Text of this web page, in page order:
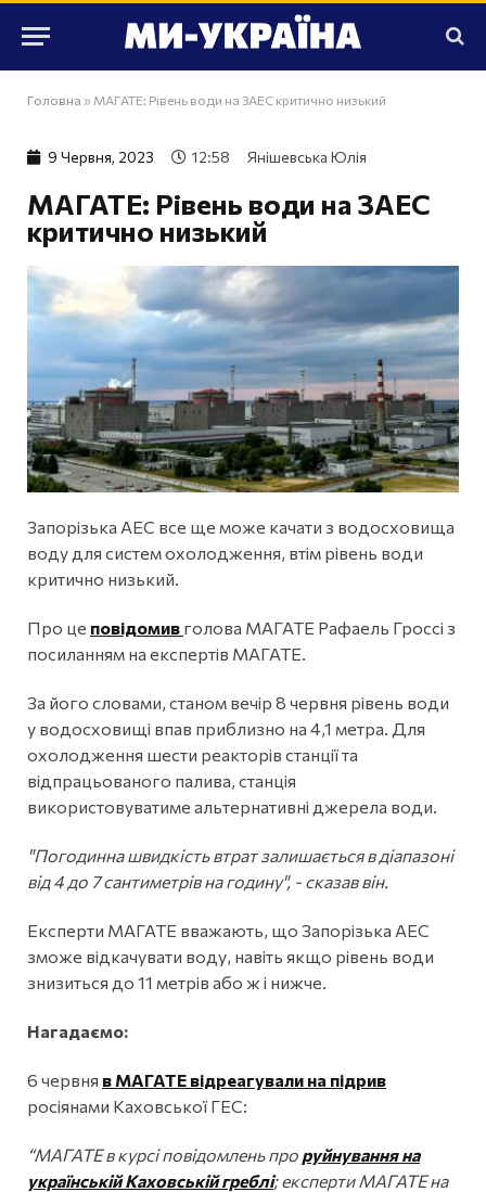
Головна » МАГАТЕ: Рівень води на ЗАЕС критично низький
9 Червня, 2023 12:58 Янішевська Юлія
МАГАТЕ: Рівень води на ЗАЕС
критично низький
Запорізька АЕС все ще може качати з водосховища
воду для систем охолодження, втім рівень води
критично низький.
Про це повідомив голова МАГАТЕ Рафаель Гроссі з
посиланням на експертів МАГАТЕ.
За його словами, станом вечір 8 червня рівень води
у водосховищі впав приблизно на 4,1 метра. Для
охолодження шести реакторів станції та
відпрацьованого палива, станція
використовуватиме альтернативні джерела води.
"Погодинна швидкість втрат залишається в діапазоні
від 4 до 7 сантиметрів на годину", - сказав він.
Експерти МАГАТЕ вважають, що Запорізька АЕС
зможе відкачувати воду, навіть якщо рівень води
знизиться до 11 метрів або ж і нижче.
Нагадаємо:
6 червня в МАГАТЕ відреагували на підрив
росіянами Каховської ГЕС:
“МАГАТЕ в курсі повідомлень про руйнування на
українській Каховській греблі; експерти МАГАТЕ на